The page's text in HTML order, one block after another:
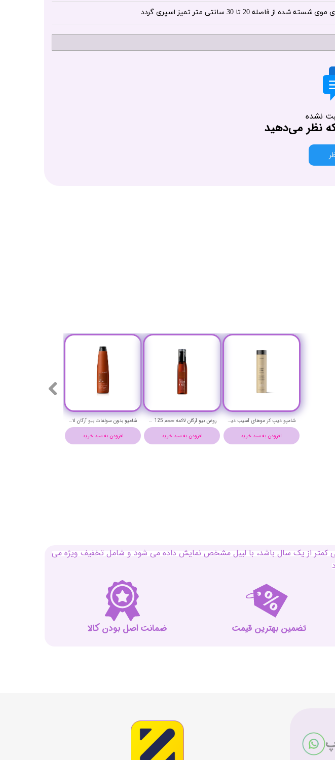
20 تا 30 سانتی متر تمیز اسپری گردد
نشده
نظر می‌دهید
شامپو بدون سولفات بیو آرگان لاکمه حجم 300 میلی لیتر-Lakme k.therapy Bio Argan Shampoo
افزودن به سبد خرید
روغن بیو آرگان لاکمه حجم 125 میلی لیتر - LAKME k.therapy BIO ARGAN OIL
افزودن به سبد خرید
شامپو دیپ کر موهای آسیب دیده تکنیا لاکمه حجم 300 میلی لیتر - Lakme TEKNIA Deep Care Shampoo
افزودن به سبد خرید
کمتر از یک سال باشد، با لیبل مشخص نمایش داده می شود و شامل تخفیف ویژه می
ضمانت اصل بودن کالا تضمین بهترین قیمت